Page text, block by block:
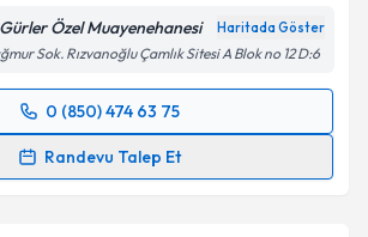
Özel Muayenehanesi Haritada Göster
Sok. Rızvanoğlu Çamlık Sitesi A Blok no 12 D:6
0 (850) 474 63 75
Randevu Talep Et
Talebi